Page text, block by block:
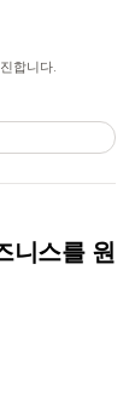
합니다.
니스를 원